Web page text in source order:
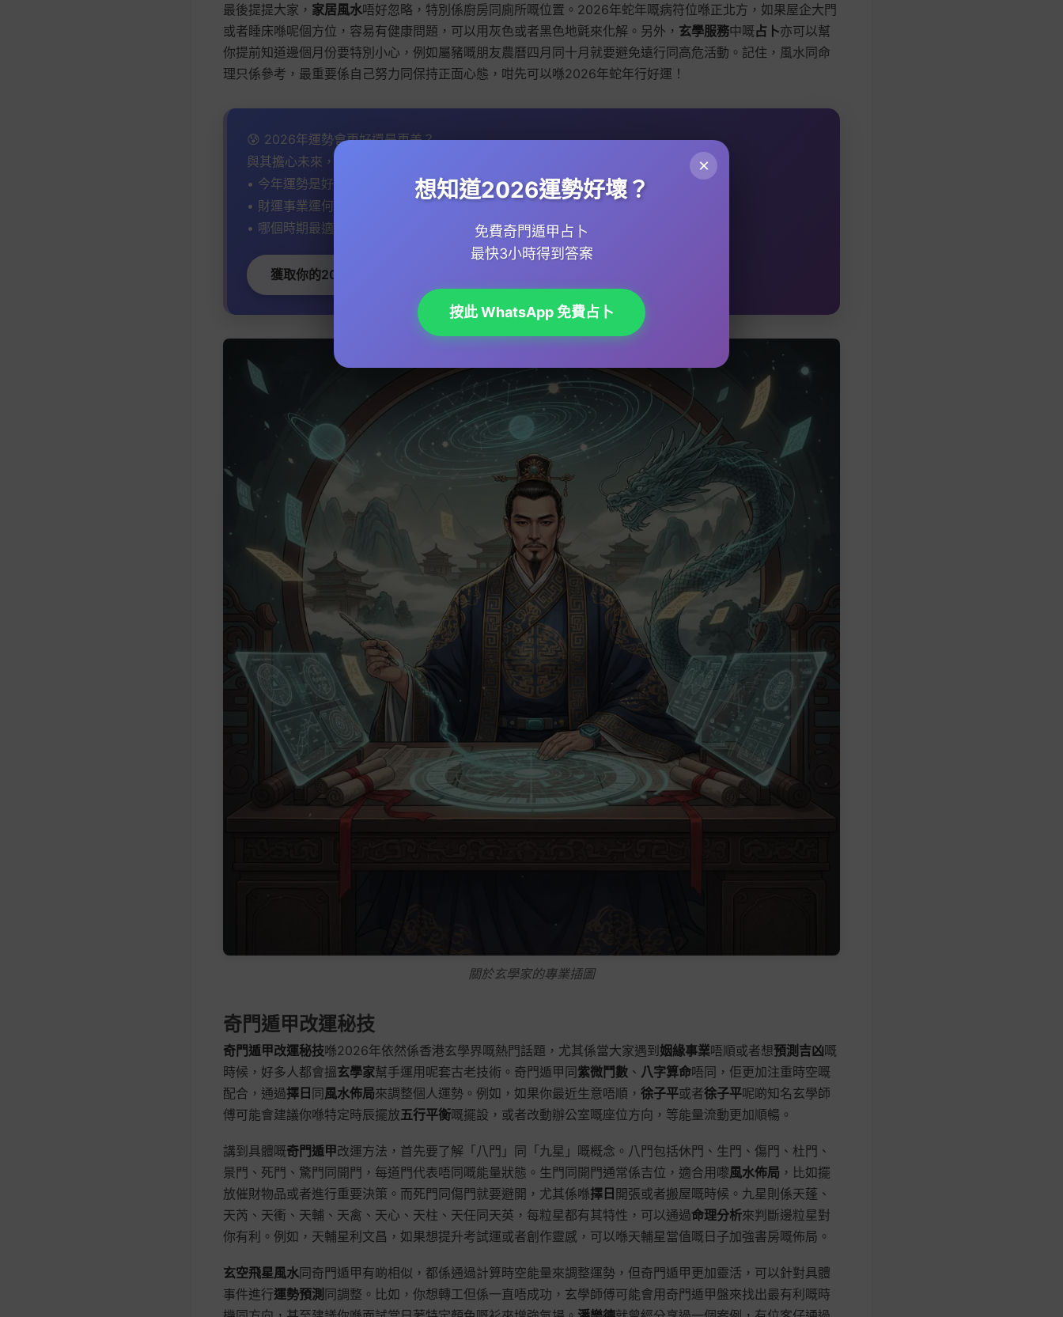
最後提提大家， 家居風水唔好忽略，特別係廚房同廁所嘅位置。2026年蛇年嘅病符位喺正北方，如果屋企大門
或者睡床喺呢個方位，容易有健康問題，可以用灰色或者黑色地氈來化解。另外， 玄學服務中嘅占卜亦可以幫
你提前知道邊個月份要特別小心，例如屬豬嘅朋友農曆四月同十月就要避免遠行同高危活動。記住，風水同命
理只係參考，最重要係自己努力同保持正面心態，咁先可以喺2026年蛇年行好運！
😰 2026年運勢會更好還是更差？
與其擔心未來，不如提前知道：
• 今年運勢是好是壞?
• 財運事業運何時到?
• 哪個時期最適合投資?
獲取你的2026指南 →
關於玄學家的專業插圖
奇門遁甲改運秘技
奇門遁甲改運秘技喺2026年依然係香港玄學界嘅熱門話題，尤其係當大家遇到 姻緣事業唔順或者想預測吉凶嘅
時候，好多人都會搵玄學家幫手運用呢套古老技術。奇門遁甲同紫微鬥數 、 八字算命唔同，佢更加注重時空嘅
配合，通過擇日 同風水佈局來調整個人運勢。例如，如果你最近生意唔順， 徐子平或者徐子平呢啲知名玄學師
傅可能會建議你喺特定時辰擺放五行平衡嘅擺設，或者改動辦公室嘅座位方向，等能量流動更加順暢。
講到具體嘅奇門遁甲改運方法，首先要了解「八門」同「九星」嘅概念。八門包括休門、生門、傷門、杜門、
景門、死門、驚門同開門，每道門代表唔同嘅能量狀態。生門同開門通常係吉位，適合用嚟風水佈局 ，比如擺
放催財物品或者進行重要決策。而死門同傷門就要避開，尤其係喺擇日 開張或者搬屋嘅時候。九星則係天蓬、
天芮、天衝、天輔、天禽、天心、天柱、天任同天英，每粒星都有其特性，可以通過命理分析來判斷邊粒星對
你有利。例如，天輔星利文昌，如果想提升考試運或者創作靈感，可以喺天輔星當值嘅日子加強書房嘅佈局。
玄空飛星風水同奇門遁甲有啲相似，都係通過計算時空能量來調整運勢，但奇門遁甲更加靈活，可以針對具體
事件進行運勢預測 同調整。比如，你想轉工但係一直唔成功，玄學師傅可能會用奇門遁甲盤來找出最有利嘅時
×
想知道2026運勢好壞？
免費奇門遁甲占卜
最快3小時得到答案
按此 WhatsApp 免費占卜